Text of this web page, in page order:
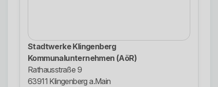
Stadtwerke Klingenberg
Kommunalunternehmen (AöR)
Rathausstraße 9
63911 Klingenberg a.Main